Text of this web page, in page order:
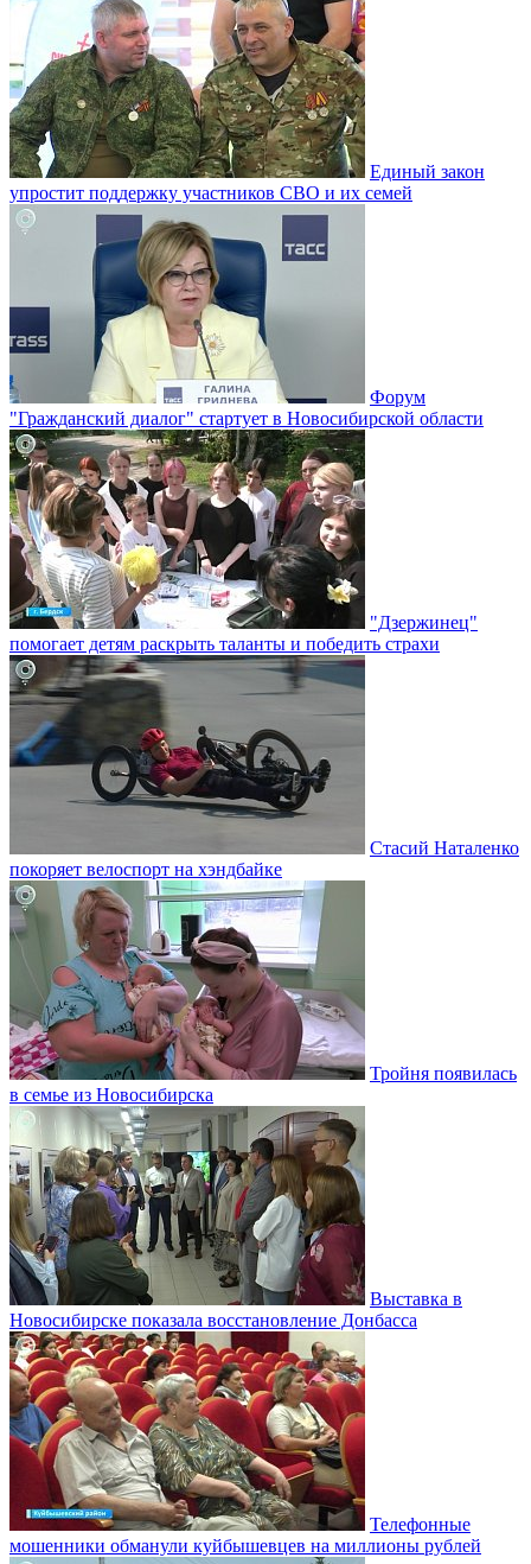
Единый закон
упростит поддержку участников СВО и их семей
Форум
"Гражданский диалог" стартует в Новосибирской области
"Дзержинец"
помогает детям раскрыть таланты и победить страхи
Стасий Наталенко
покоряет велоспорт на хэндбайке
Тройня появилась
в семье из Новосибирска
Выставка в
Новосибирске показала восстановление Донбасса
Телефонные
мошенники обманули куйбышевцев на миллионы рублей